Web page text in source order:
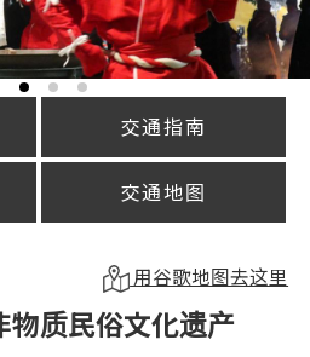
交通指南
交通地图
用谷歌地图去这里
物质民俗文化遗产